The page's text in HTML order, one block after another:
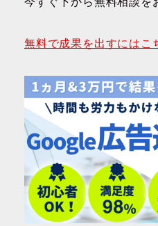
無料で成果を出すにはこ